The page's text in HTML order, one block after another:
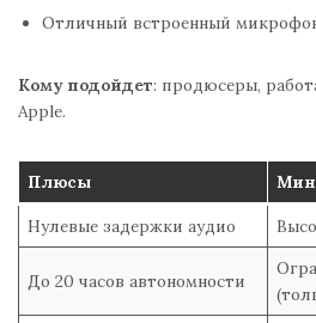
Отличный встроенный
Кому подойдет: продюсеры,
Apple.
Плюсы
Нулевые задержки аудио
До 20 часов автономности